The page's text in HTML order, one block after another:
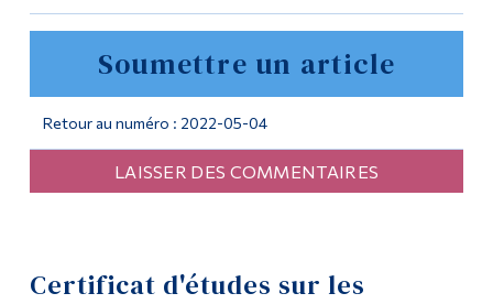
Soumettre un article
Retour au numéro : 2022-05-04
LAISSER DES COMMENTAIRES
Certificat d'études sur les
Programmes
Formation continue
Admissions
Qui vous êtes
Étudiants actuels